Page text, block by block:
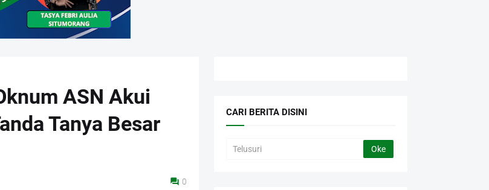
ASN Akui
Tanya Besar
0
CARI BERITA DISINI